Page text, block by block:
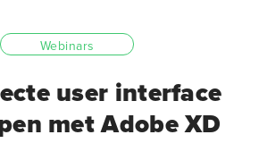
Webinars
user interface
met Adobe XD